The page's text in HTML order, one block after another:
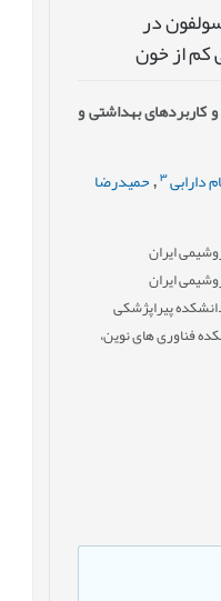
در
کم از خون
کاربردهای بهداشتی و
دارابی 3
,حمیدرضا
ایران
ایران
پیراپژشکی
فناوری های نوین،